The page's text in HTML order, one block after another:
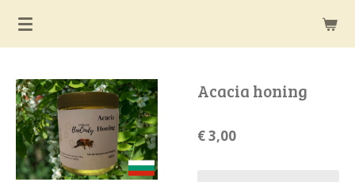
Ga
hoofdinhoud
Acacia honing
€ 3,00